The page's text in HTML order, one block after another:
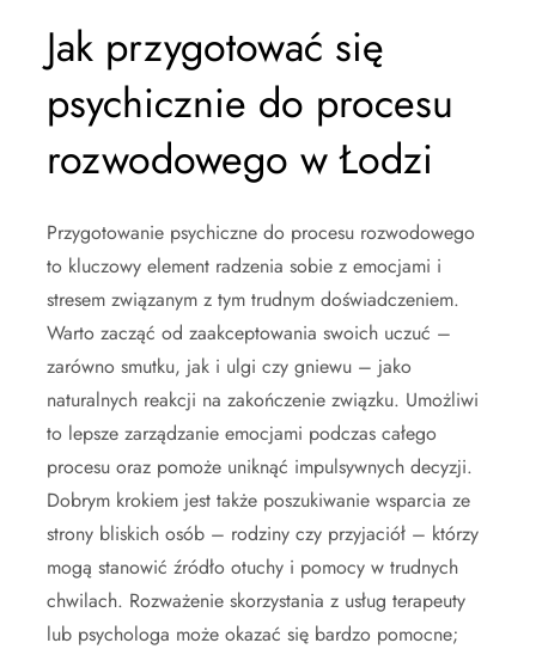
Jak przygotować się
psychicznie do procesu
rozwodowego w Łodzi
Przygotowanie psychiczne do procesu rozwodowego
to kluczowy element radzenia sobie z emocjami i
stresem związanym z tym trudnym doświadczeniem.
Warto zacząć od zaakceptowania swoich uczuć –
zarówno smutku, jak i ulgi czy gniewu – jako
naturalnych reakcji na zakończenie związku. Umożliwi
to lepsze zarządzanie emocjami podczas całego
procesu oraz pomoże uniknąć impulsywnych decyzji.
Dobrym krokiem jest także poszukiwanie wsparcia ze
strony bliskich osób – rodziny czy przyjaciół – którzy
mogą stanowić źródło otuchy i pomocy w trudnych
chwilach. Rozważenie skorzystania z usług terapeuty
lub psychologa może okazać się bardzo pomocne;